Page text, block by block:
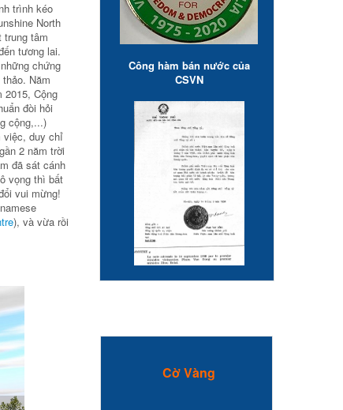
trình kéo
North
trung tâm
tương lai.
chứng
Năm
2015, Cộng
đòi hỏi
cộng,...)
việc, duy chỉ
2 năm trời
đã sát cánh
vọng thì bất
vui mừng!
), và vừa rồi
Công hàm bán nước của
CSVN
Cờ Vàng